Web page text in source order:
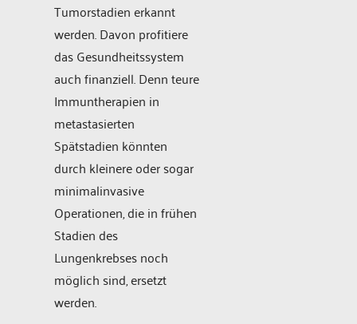
Tumorstadien erkannt
werden. Davon profitiere
das Gesundheitssystem
auch finanziell. Denn teure
Immuntherapien in
metastasierten
Spätstadien könnten
durch kleinere oder sogar
minimalinvasive
Operationen, die in frühen
Stadien des
Lungenkrebses noch
möglich sind, ersetzt
werden.